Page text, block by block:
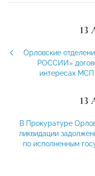
13
Орловские
РОССИИ»
интересах
13
В Прокуратуре
ликвидации
по исполненным